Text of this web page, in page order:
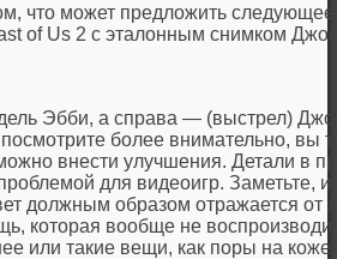
что может предложить
of Us 2 с эталонным снимком
Эбби, а справа — (выстрел)
более внимательно, вы
внести улучшения. Детали в
для видеоигр. Заметьте,
должным образом отражается от
которая вообще не
или такие вещи, как поры на